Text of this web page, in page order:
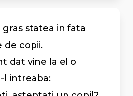
statea in fata
de copii.
dat vine la el o
l intreaba: